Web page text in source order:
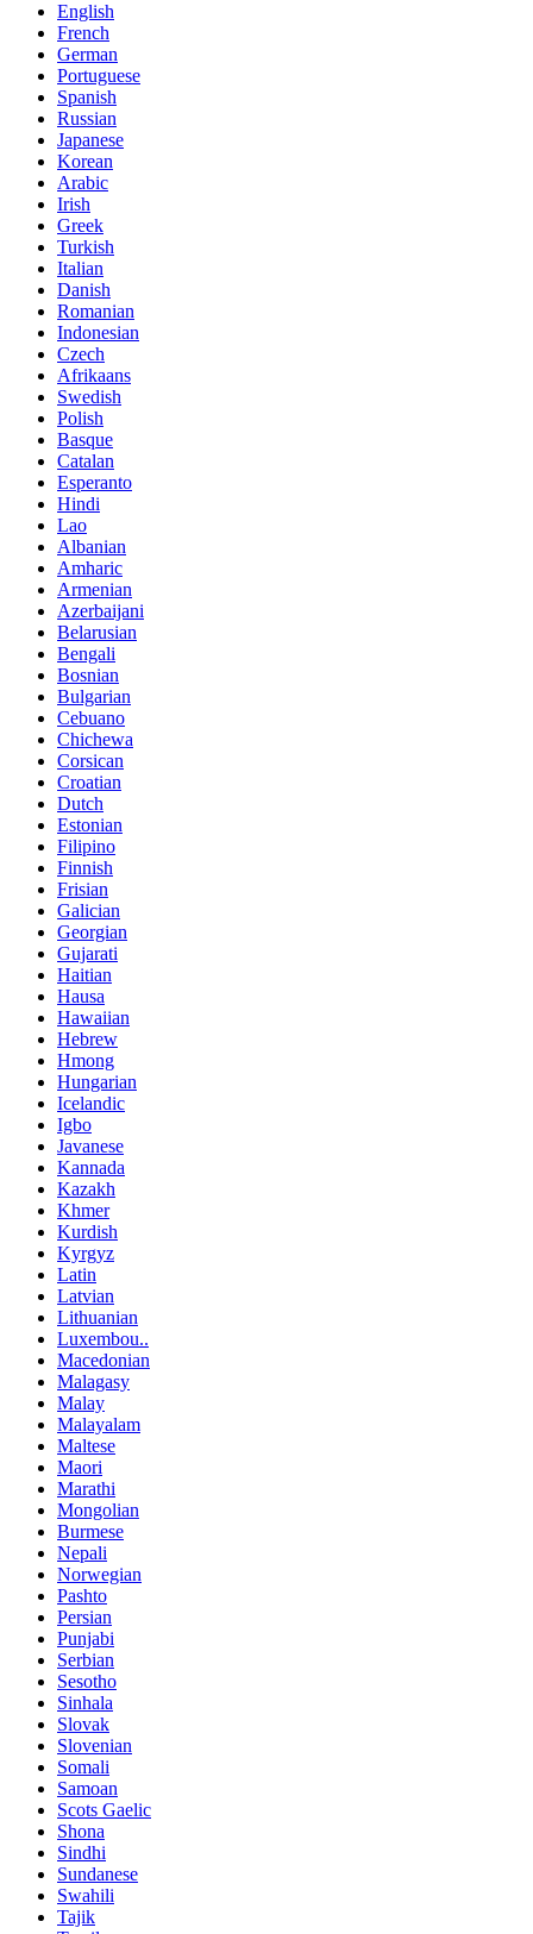
English
French
German
Portuguese
Spanish
Russian
Japanese
Korean
Arabic
Irish
Greek
Turkish
Italian
Danish
Romanian
Indonesian
Czech
Afrikaans
Swedish
Polish
Basque
Catalan
Esperanto
Hindi
Lao
Albanian
Amharic
Armenian
Azerbaijani
Belarusian
Bengali
Bosnian
Bulgarian
Cebuano
Chichewa
Corsican
Croatian
Dutch
Estonian
Filipino
Finnish
Frisian
Galician
Georgian
Gujarati
Haitian
Hausa
Hawaiian
Hebrew
Hmong
Hungarian
Icelandic
Igbo
Javanese
Kannada
Kazakh
Khmer
Kurdish
Kyrgyz
Latin
Latvian
Lithuanian
Luxembou..
Macedonian
Malagasy
Malay
Malayalam
Maltese
Maori
Marathi
Mongolian
Burmese
Nepali
Norwegian
Pashto
Persian
Punjabi
Serbian
Sesotho
Sinhala
Slovak
Slovenian
Somali
Samoan
Scots Gaelic
Shona
Sindhi
Sundanese
Swahili
Tajik